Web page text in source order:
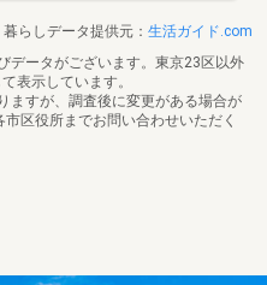
暮らしデータ提供元： 生活ガイド.com
データがございます。東京23区以外
表示しています。
ますが、調査後に変更がある場合が
区役所までお問い合わせいただく